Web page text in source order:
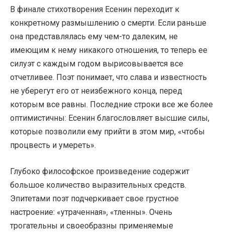
В финале стихотворения Есенин переходит к
конкретному размышлению о смерти. Если раньше
она представлялась ему чем-то далеким, не
имеющим к нему никакого отношения, то теперь ее
силуэт с каждым годом вырисовывается все
отчетливее. Поэт понимает, что слава и известность
не уберегут его от неизбежного конца, перед
которым все равны. Последние строки все же более
оптимистичны: Есенин благословляет высшие силы,
которые позволили ему прийти в этом мир, «чтобы
процвесть и умереть».
Глубоко философское произведение содержит
большое количество выразительных средств.
Эпитетами поэт подчеркивает свое грустное
настроение: «утраченная», «тленны». Очень
трогательны и своеобразны применяемые